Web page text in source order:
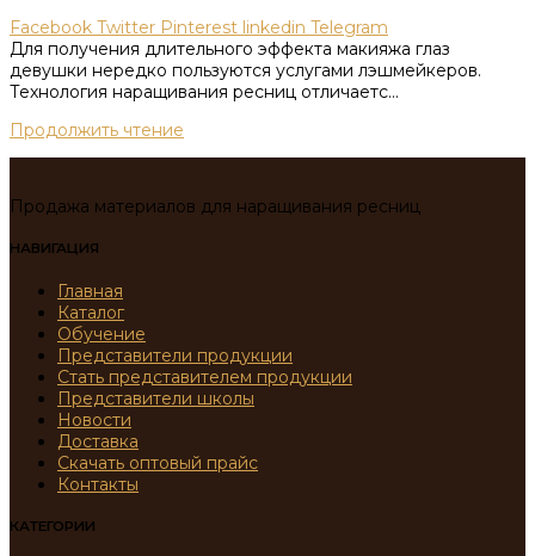
Facebook Twitter Pinterest linkedin Telegram
Для получения длительного эффекта макияжа глаз
девушки нередко пользуются услугами лэшмейкеров.
Технология наращивания ресниц отличаетс...
Продолжить чтение
Продажа материалов для наращивания ресниц
НАВИГАЦИЯ
Главная
Каталог
Обучение
Представители продукции
Стать представителем продукции
Представители школы
Новости
Доставка
Скачать оптовый прайс
Контакты
КАТЕГОРИИ